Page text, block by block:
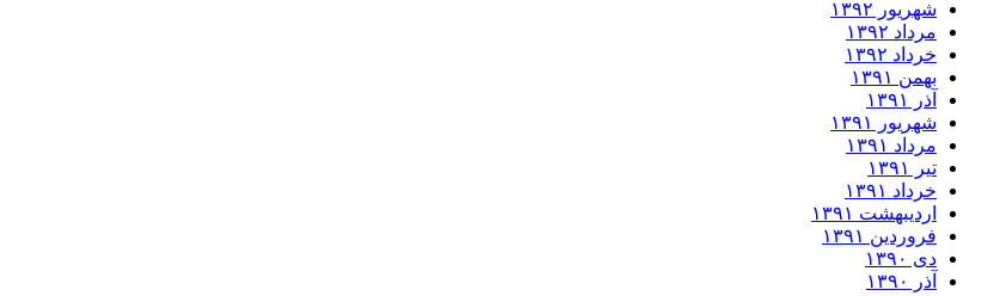
شهریور ۱۳۹۲
مرداد ۱۳۹۲
خرداد ۱۳۹۲
بهمن ۱۳۹۱
آذر ۱۳۹۱
شهریور ۱۳۹۱
مرداد ۱۳۹۱
تیر ۱۳۹۱
خرداد ۱۳۹۱
اردیبهشت ۱۳۹۱
فروردین ۱۳۹۱
دی ۱۳۹۰
آذر ۱۳۹۰